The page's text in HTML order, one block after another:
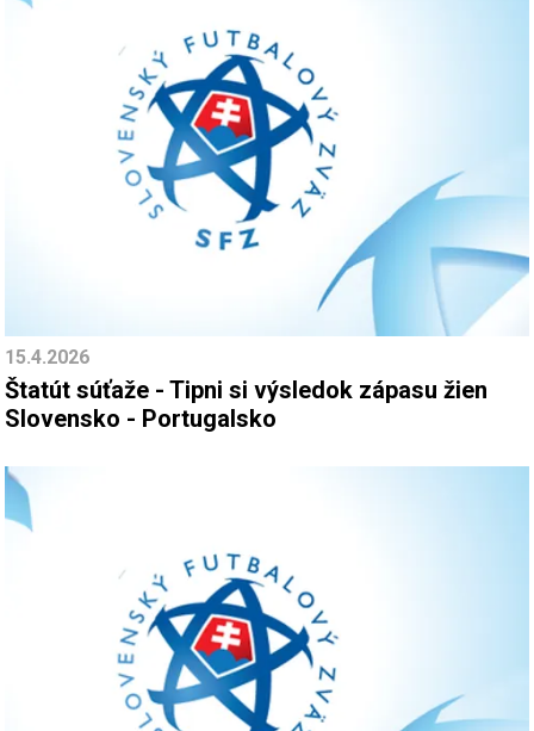
15.4.2026
Štatút súťaže - Tipni si výsledok zápasu žien
Slovensko - Portugalsko